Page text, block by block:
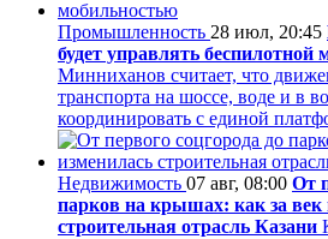
Промышленность 28 июл, 20:45
будет управлять беспилотной
Минниханов считает, что
транспорта на шоссе, воде и в
координировать с единой
Недвижимость 07 авг, 08:00 От
парков на крышах: как за век
строительная отрасль Казани